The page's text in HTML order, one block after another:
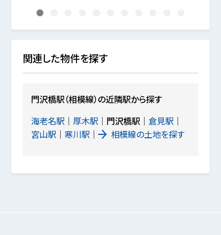
1
関連した物件を探す
門沢橋駅（相模線）の近隣駅から探す
海老名駅
厚木駅 門沢橋駅
倉見駅
宮山駅
寒川駅 相模線の土地を探す